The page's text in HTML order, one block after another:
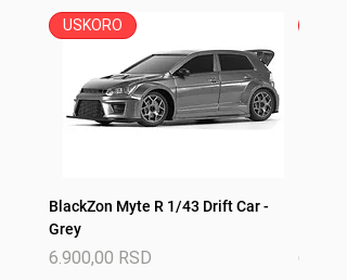
USKORO
BlackZon Myte R 1/43 Drift Car -
Grey
Price
6.900,00 RSD Price